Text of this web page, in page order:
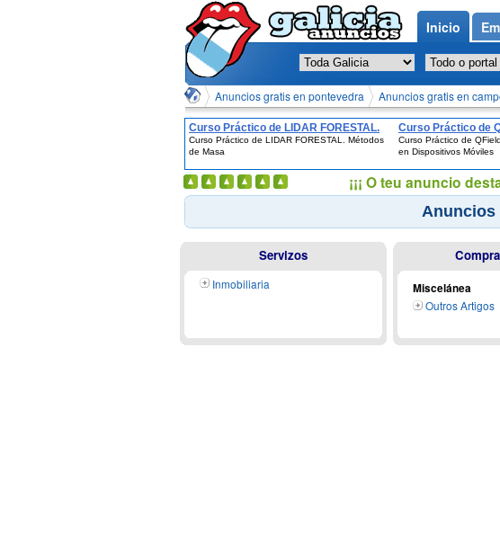
Anuncios gratis en pontevedra Anuncios gratis en
Curso Práctico de LIDAR FORESTAL.
Métodos de Masa
Curso Práctico de LIDAR FORESTAL. Métodos
de Masa
Curso Práctico de
Datos SIG en
Curso Práctico de
en Dispositivos Móviles
Anuncios
Servizos
Inmobiliaria
Miscelánea
Outros Artigos
Inicio
¡¡¡ O teu anuncio